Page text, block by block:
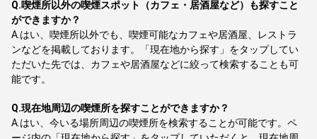
Q.喫煙所以外の喫煙スポット（カフェ・居酒屋など）も探すこと
ができますか？
A. はい、喫煙所以外でも、喫煙可能なカフェや居酒屋、レストラ
ンなどを掲載しております。「現在地から探す」をタップしてい
ただいた先では、カフェや居酒屋などに絞って検索することも可
能です。
Q.現在地周辺の喫煙所を探すことができますか？
A. はい、今いる場所周辺の喫煙所を検索することが可能です。ペ